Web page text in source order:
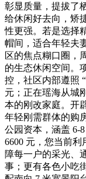
彰显质量，提拔了
给休闲好去向，矫
性更强。若是选择
帽间，适合年轻夫
区的焦点糊口圈，
的生态休闲空间。
控，社区内部遵照
元；正在瑶海从城
本的刚改家庭。开
年轻刚需群体的购
公园资本，涵盖 6-
6600 元，您当前
障每一户的采光、
事；更有各色小吃